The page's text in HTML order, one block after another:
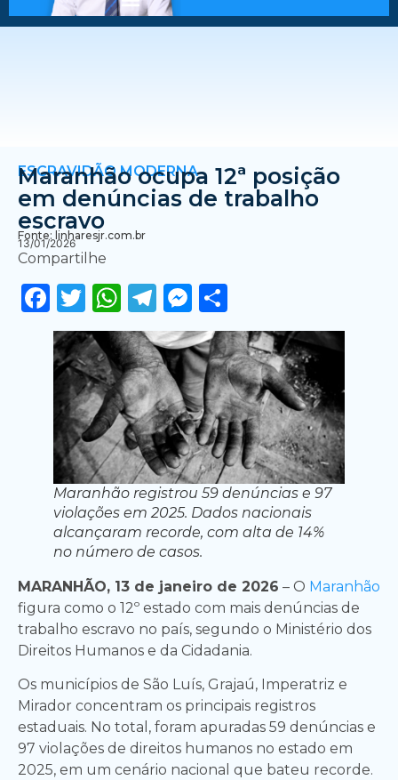
ESCRAVIDÃO MODERNA
Maranhão ocupa 12ª posição
em denúncias de trabalho
escravo
Fonte: linharesjr.com.br
13/01/2026
Compartilhe
Facebook
Twitter
WhatsApp
Telegram
Messenger
Maranhão registrou 59 denúncias e 97
violações em 2025. Dados nacionais
alcançaram recorde, com alta de 14%
no número de casos.
MARANHÃO, 13 de janeiro de 2026 – O Maranhão
figura como o 12º estado com mais denúncias de
trabalho escravo no país, segundo o Ministério dos
Direitos Humanos e da Cidadania.
Os municípios de São Luís, Grajaú, Imperatriz e
Mirador concentram os principais registros
estaduais. No total, foram apuradas 59 denúncias e
97 violações de direitos humanos no estado em
2025, em um cenário nacional que bateu recorde.